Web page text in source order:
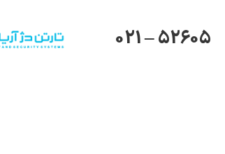
021 – 52605